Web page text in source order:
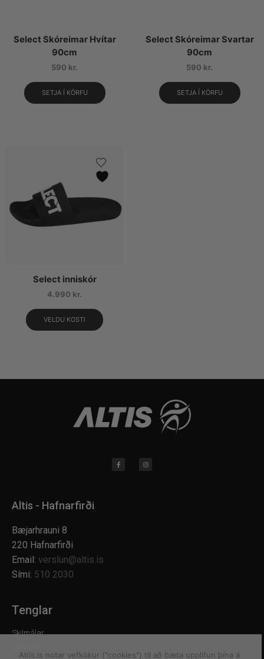
Select Skóreimar Hvítar
90cm
590 kr.
SETJA Í KÖRFU
Select Skóreimar Svartar
90cm
590 kr.
SETJA Í KÖRFU
Select inniskór
4.990 kr.
VELDU KOSTI
Altis - Hafnarfirði
Bæjarhrauni 8
220 Hafnarfirði
Email: verslun@altis.is
Sími: 510 2030
Tenglar
Skilmálar
Altis.is notar vefkökur ("cookies") til að bæta upplifun þína á